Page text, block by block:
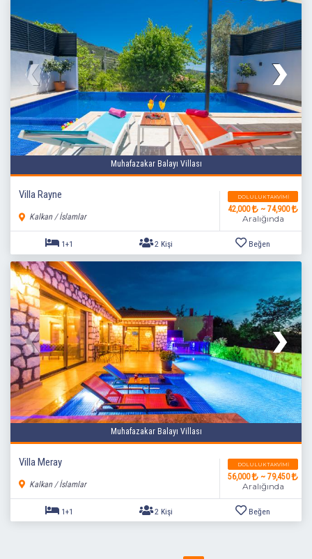
4+1 9 Kişi Beğen
Muhafazakar Balayı Villası
Villa Rayne
Kalkan / İslamlar
DOLULUK TAKVIMI
42,000 ~ 74,900
Aralığında
Muhafazakar Balayı Villası
Villa Meray
Kalkan / İslamlar
DOLULUK TAKVIMI
56,000 ~ 79,450
Aralığında